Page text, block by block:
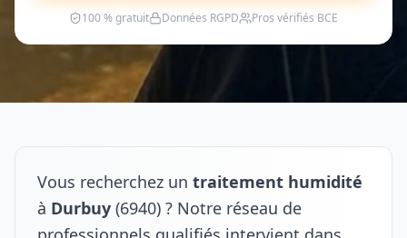
100 % gratuit Données RGPD Pros vérifiés BCE
Vous recherchez un traitement humidité
à Durbuy (6940) ? Notre réseau de